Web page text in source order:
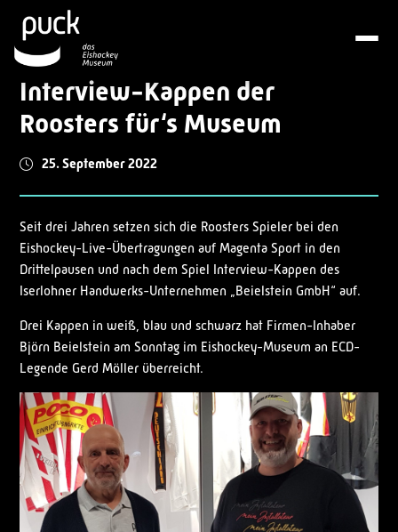
Interview-Kappen der
Roosters für‘s Museum
25. September 2022
Seit drei Jahren setzen sich die Roosters Spieler bei den
Eishockey-Live-Übertragungen auf Magenta Sport in den
Drittelpausen und nach dem Spiel Interview-Kappen des
Iserlohner Handwerks-Unternehmen „Beielstein GmbH“ auf.
Drei Kappen in weiß, blau und schwarz hat Firmen-Inhaber
Björn Beielstein am Sonntag im Eishockey-Museum an ECD-
Legende Gerd Möller überreicht.